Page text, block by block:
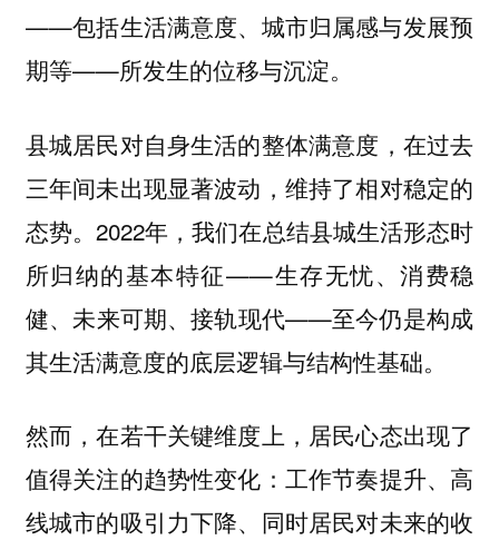
——包括生活满意度、城市归属感与发展预
期等——所发生的位移与沉淀。
县城居民对自身生活的整体满意度，在过去
三年间未出现显著波动，维持了相对稳定的
态势。2022年，我们在总结县城生活形态时
所归纳的基本特征——生存无忧、消费稳
健、未来可期、接轨现代——至今仍是构成
其生活满意度的底层逻辑与结构性基础。
然而，在若干关键维度上，居民心态出现了
值得关注的趋势性变化： 工作节奏提升、高
线城市的吸引力下降、同时居民对未来的收